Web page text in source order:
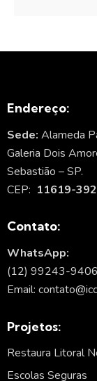
Endereço:
Sede: Alameda
Galeria Dois
Sebastião – SP.
CEP: 11619-392
Contato:
WhatsApp:
(12) 99243-9406
Email:
Projetos:
Restaura Litoral
Escolas Seguras